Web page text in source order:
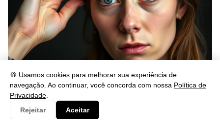
🍪 Usamos cookies para melhorar sua experiência de
navegação. Ao continuar, você concorda com nossa Política de
Privacidade
Rejeitar
Aceitar
Sinônimo de confusa: 25 alternativas e exemplos